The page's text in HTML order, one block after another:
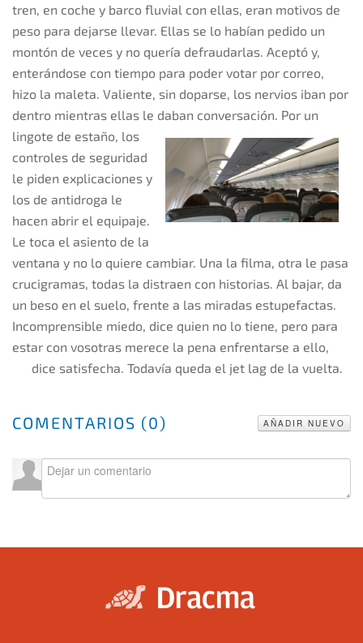
tren, en coche y barco fluvial con ellas, eran motivos de
peso para dejarse llevar. Ellas se lo habían pedido un
montón de veces y no quería defraudarlas. Aceptó y,
enterándose con tiempo para poder votar por correo,
hizo la maleta. Valiente, sin doparse, los nervios iban por
dentro mientras ellas le daban conversación. Por un
lingote de estaño, los
controles de seguridad
le piden explicaciones y
los de antidroga le
hacen abrir el equipaje.
Le toca el asiento de la
ventana y no lo quiere cambiar. Una la filma, otra le pasa
crucigramas, todas la distraen con historias. Al bajar, da
un beso en el suelo, frente a las miradas estupefactas.
Incomprensible miedo, dice quien no lo tiene, pero para
estar con vosotras merece la pena enfrentarse a ello,
dice satisfecha. Todavía queda el jet lag de la vuelta.
COMENTARIOS (0) AÑADIR NUEVO